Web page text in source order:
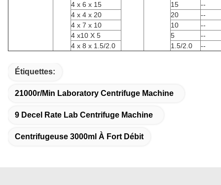
4 x 6 x 15 15
--
4 x 4 x 20
20
--
4 x 7 x 10
10
--
4 x10 X 5
5
--
4 x 8 x 1.5/2.0
1.5/2.0 --
Étiquettes:
21000r/Min Laboratory Centrifuge Machine
9 Decel Rate Lab Centrifuge Machine
Centrifugeuse 3000ml À Fort Débit